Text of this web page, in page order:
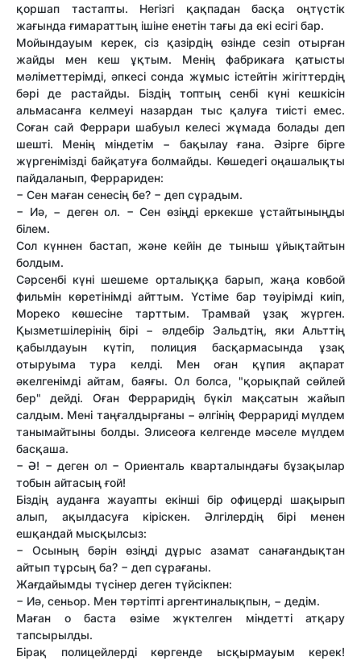
қоршап тастапты. Негізгі қақпадан басқа оңтүстік
жағында ғимараттың ішіне енетін тағы да екі есігі бар.
Мойындауым керек, сіз қазірдің өзінде сезіп отырған
жайды мен кеш ұқтым. Менің фабрикаға қатысты
мәліметтерімді, әпкесі сонда жұмыс істейтін жігіттердің
бәрі де растайды. Біздің топтың сенбі күні кешкісін
альмасанға келмеуі назардан тыс қалуға тиісті емес.
Соған сай Феррари шабуыл келесі жұмада болады деп
шешті. Менің міндетім − бақылау ғана. Әзірге бірге
жүргенімізді байқатуға болмайды. Көшедегі оңашалықты
пайдаланып, Феррариден:
− Сен маған сенесің бе? − деп сұрадым.
− Иә, − деген ол. − Сен өзіңді еркекше ұстайтыныңды
білем.
Сол күннен бастап, және кейін де тыныш ұйықтайтын
болдым.
Сәрсенбі күні шешеме орталыққа барып, жаңа ковбой
фильмін көретінімді айттым. Үстіме бар тәуірімді киіп,
Мореко көшесіне тарттым. Трамвай ұзақ жүрген.
Қызметшілерінің бірі − әлдебір Эальдтің, яки Альттің
қабылдауын күтіп, полиция басқармасында ұзақ
отыруыма тура келді. Мен оған құпия ақпарат
әкелгенімді айтам, баяғы. Ол болса, "қорықпай сөйлей
бер" дейді. Оған Ферраридің бүкіл мақсатын жайып
салдым. Мені таңғалдырғаны − әлгінің Феррариді мүлдем
танымайтыны болды. Элисеоға келгенде мәселе мүлдем
басқаша.
− Ә! − деген ол − Ориенталь кварталындағы бұзақылар
тобын айтасың ғой!
Біздің ауданға жауапты екінші бір офицерді шақырып
алып, ақылдасуға кіріскен. Әлгілердің бірі менен
ешқандай мысқылсыз:
− Осының бәрін өзіңді дұрыс азамат санағандықтан
айтып тұрсың ба? − деп сұрағаны.
Жағдайымды түсінер деген түйсікпен:
− Иә, сеньор. Мен тәртіпті аргентиналықпын, − дедім.
Маған о баста өзіме жүктелген міндетті атқару
тапсырылды.
Бірақ полицейлерді көргенде ысқырмауым керек!